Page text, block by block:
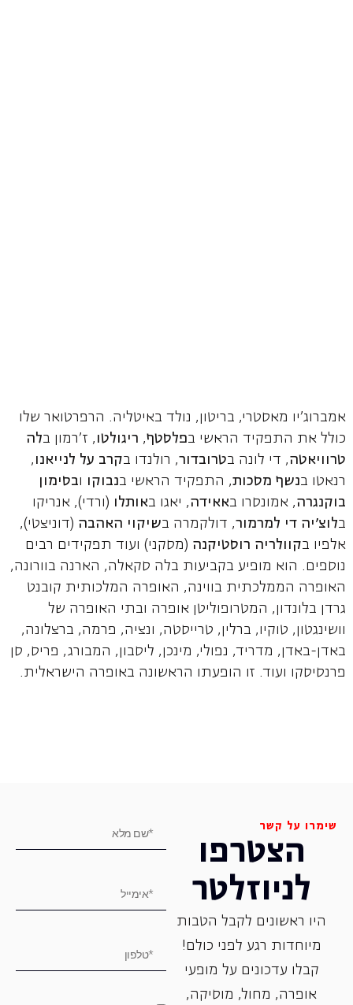
אמברוג'יו מאסטרי, בריטון, נולד באיטליה. הרפרטואר שלו
כולל את התפקיד הראשי בפלסטף, ריגולטו , ז'רמון בלה
טרוויאטה, די לונה בטרובדור, רולנדו בקרב על לנייאנו ,
רנאטו בנשף מסכות, התפקיד הראשי בנבוקו ובסימון
בוקנגרה, אמונסרו באאידה, יאגו באותלו (ורדי), אנריקו
בלוצ'יה די למרמור, דולקמרה בשיקוי האהבה (דוניצטי),
אלפיו בקוולריה רוסטיקנה (מסקני) ועוד תפקידים רבים
נוספים. הוא מופיע בקביעות בלה סקאלה, הארנה בוורונה,
האופרה הממלכתית בווינה, האופרה המלכותית קובנט
גרדן בלונדון, המטרופוליטן אופרה ובתי האופרה של
וושינגטון, טוקיו, ברלין, טרייסטה, ונציה, פרמה, ברצלונה,
באדן-באדן, מדריד, נפולי, מינכן, ליסבון, המבורג, פריס, סן
פרנסיסקו ועוד. זו הופעתו הראשונה באופרה הישראלית.
שימרו על קשר
הצטרפו
לניוזלטר
היו ראשונים לקבל הטבות
מיוחדות רגע לפני כולם!
קבלו עדכונים על מופעי
אופרה, ‏מחול, ‏מוסיקה,